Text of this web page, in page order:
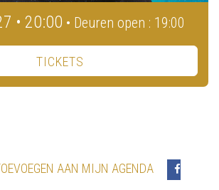
• 20:00 • Deuren open : 19:00
TICKETS
AAN MIJN AGENDA